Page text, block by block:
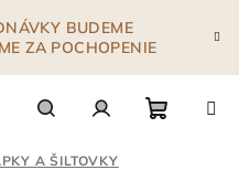
BUDEME
ZA POCHOPENIE
A ŠILTOVKY